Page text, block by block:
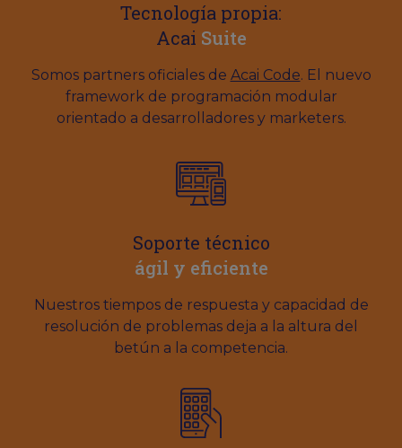
Tecnología propia:
Acai Suite
Somos partners oficiales de Acai Code. El nuevo
framework de programación modular
orientado a desarrolladores y marketers.
Soporte técnico
ágil y eficiente
Nuestros tiempos de respuesta y capacidad de
resolución de problemas deja a la altura del
betún a la competencia.